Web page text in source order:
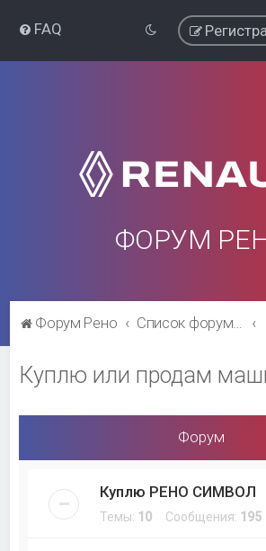
FAQ
ФОРУМ
Форум Рено Список форумов
Куплю или продам
Форум
Куплю РЕНО СИМВОЛ
Темы: 10 Сообщения: 195